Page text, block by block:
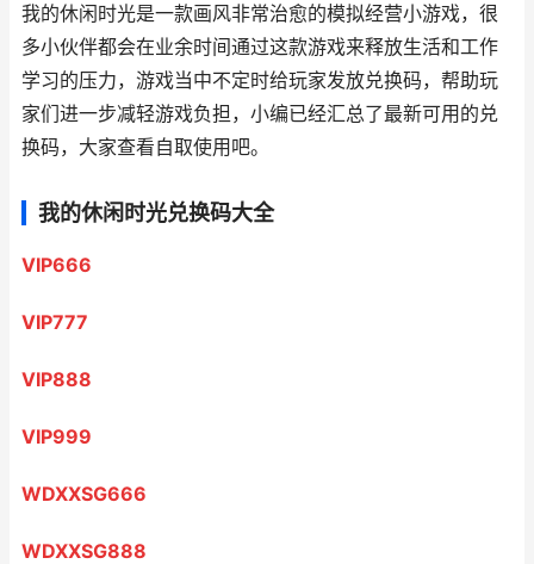
我的休闲时光是一款画风非常治愈的模拟经营小游戏，很
多小伙伴都会在业余时间通过这款游戏来释放生活和工作
学习的压力，游戏当中不定时给玩家发放兑换码，帮助玩
家们进一步减轻游戏负担，小编已经汇总了最新可用的兑
换码，大家查看自取使用吧。
我的休闲时光兑换码大全
VIP666
VIP777
VIP888
VIP999
WDXXSG666
WDXXSG888